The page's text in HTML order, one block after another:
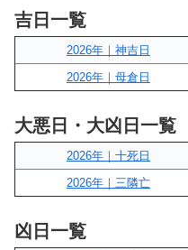
吉日一覧
2026年｜神吉日
2026年｜母倉日
大悪日・大凶日一覧
2026年｜十死日
2026年｜三隣亡
凶日一覧